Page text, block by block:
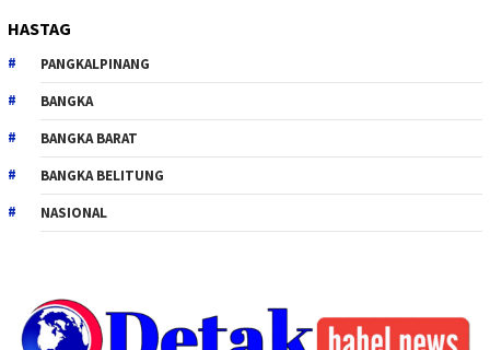
HASTAG
PANGKALPINANG
BANGKA
BANGKA BARAT
BANGKA BELITUNG
NASIONAL